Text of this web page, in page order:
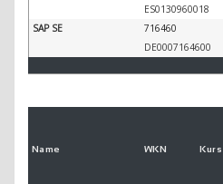
ES0130960018
SAP SE
716460
DE0007164600
Name WKN Kurs